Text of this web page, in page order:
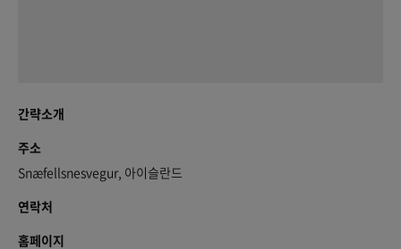
간략소개
주소
Snæfellsnesvegur, 아이슬란드
연락처
홈페이지